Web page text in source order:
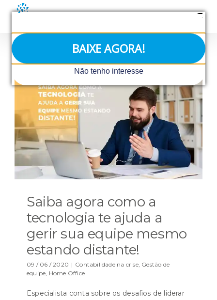
BAIXE AGORA!
Não tenho interesse
conteúdo
Saiba agora como a
tecnologia te ajuda a
gerir sua equipe mesmo
estando distante!
09 / 06 / 2020 | Contabilidade na crise, Gestão de
equipe, Home Office
Especialista conta sobre os desafios de liderar